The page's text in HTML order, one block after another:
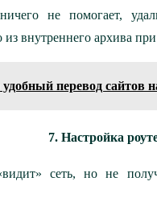
не помогает,
из внутреннего архива при
перевод сайтов
7. Настройка
сеть, но не